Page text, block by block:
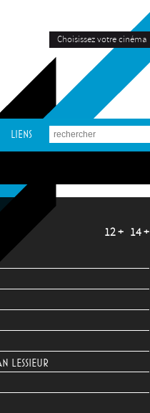
Choisissez votre cinéma
LIENS
12 + 14 +
LESSIEUR